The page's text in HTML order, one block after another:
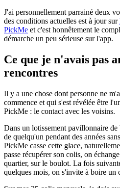
J'ai personnellement parrainé deux
des conditions actuelles est à jour sur
PickMe et c'est honnêtement le
démarche un peu sérieuse sur l'app.
Ce que je n'avais pas
rencontres
Il y a une chose dont personne ne
commence et qui s'est révélée être
PickMe : le contact avec les voisins.
Dans un lotissement pavillonnaire
de quelqu'un pendant des années
PickMe casse cette glace,
passe récupérer son colis, on
quartier, sur le boulot. La fois
quelques mois, on s'invite à boire un